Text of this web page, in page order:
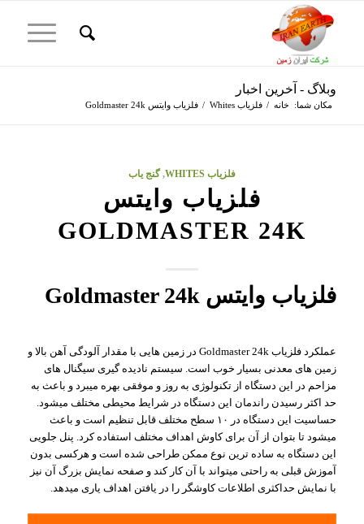
وبلاگ - آخرین اخبار
مکان شما: خانه / فلزیاب Whites / فلزیاب وایتس Goldmaster 24k
فلزیاب WHITES ,گنج یاب
فلزیاب وایتس
GOLDMASTER 24K
فلزیاب وایتس Goldmaster 24k
عملکرد فلزیاب Goldmaster 24k در زمین هایی با مقدار آلودگی آهن بالا و
زمین های معدنی بسیار خوب است. سیستم نادیده گیری سیگنال های
مزاحم در این دستگاه از تکنولوژی به روز و موفقی بهره میبرد و باعث به
حد اکثر رسیدن راندمان این دستگاه در شرایط محیطی مختلف میشود.
حساسیت این دستگاه در ۱۰ سطح مختلف قابل تنظیم است و باعث
میشود تا بتوان از آن برای کاوش اهداف مختلف استفاده کرد. پنل جلویی
این دستگاه به ساده ترین نوع ممکن طراحی شده است و هرکسی بدون
آموزش قبلی به راحتی میتواند با آن کار کند و صفحه نمایش بزرگ آن نیز
با نمایش حداکثری اطلاعات کاوشگر را در یافتن اهداف یاری میدهد.